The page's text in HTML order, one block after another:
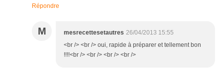
Répondre
M mesrecettesetautres 26/04/2013 15:55
<br /> <br /> oui, rapide à préparer et tellement bon
!!!!<br /> <br /> <br /> <br />